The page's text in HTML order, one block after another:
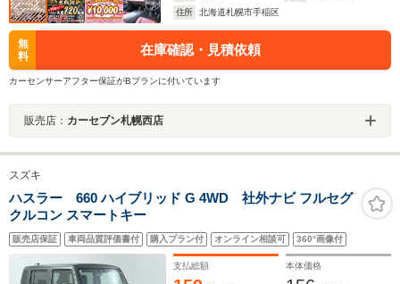
住所
北海道札幌市手稲区
無
料
在庫確認・見積依頼
カーセンサーアフター保証がBプランに付いています
販売店： カーセブン札幌西店
スズキ
ハスラー 660 ハイブリッド G 4WD 社外ナビ フルセグ
クルコン スマートキー
販売店保証 車両品質評価書付 購入プラン付 オンライン相談可 360°画像付
支払総額 本体価格